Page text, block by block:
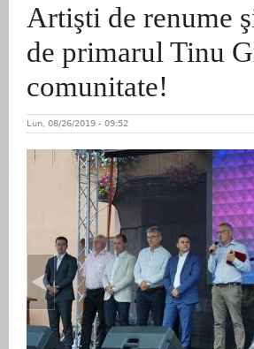
Artişti de renume
de primarul Tinu
comunitate!
Lun, 08/26/2019 - 09:52